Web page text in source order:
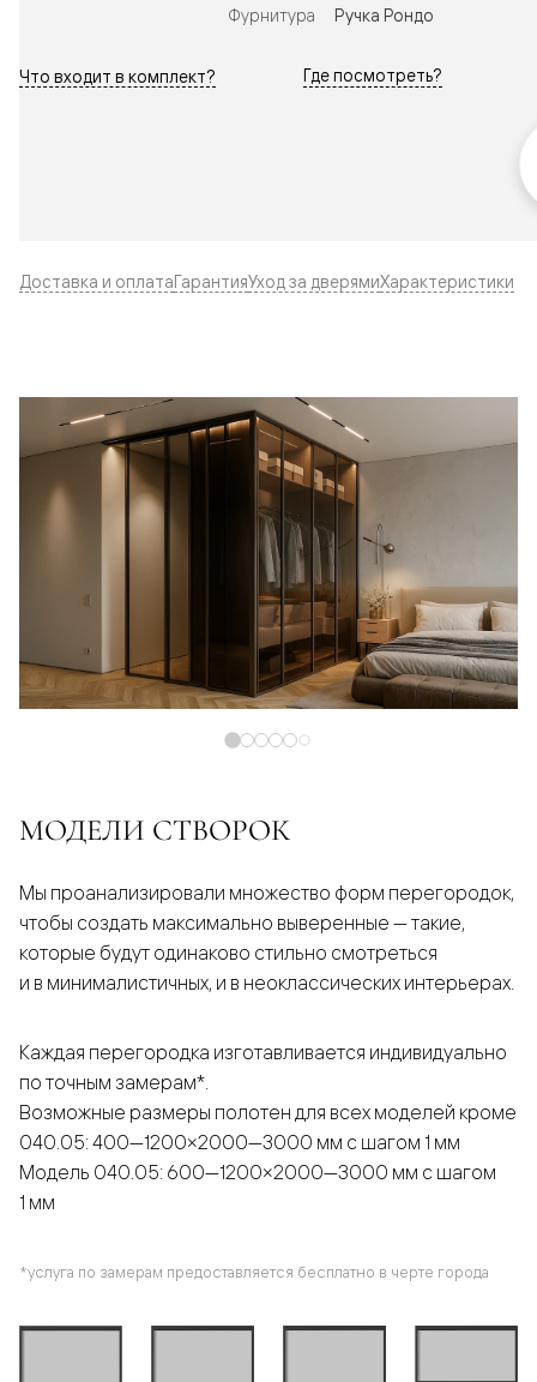
Фурнитура
Ручка Рондо
Что входит в комплект? Где посмотреть?
Доставка и оплатаГарантияУход за дверямиХарактеристики
МОДЕЛИ СТВОРОК
Мы проанализировали множество форм перегородок,
чтобы создать максимально выверенные — такие,
которые будут одинаково стильно смотреться
и в минималистичных, и в неоклассических интерьерах.
Каждая перегородка изготавливается индивидуально
по точным замерам*.
Возможные размеры полотен для всех моделей кроме
040.05: 400—1200×2000—3000 мм с шагом 1 мм
Модель 040.05: 600—1200×2000—3000 мм с шагом
1 мм
*услуга по замерам предоставляется бесплатно в черте города